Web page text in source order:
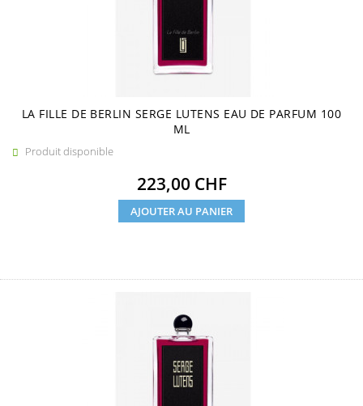
LA FILLE DE BERLIN SERGE LUTENS EAU DE PARFUM 100
ML
 Produit disponible
Prix
223,00 CHF
AJOUTER AU PANIER